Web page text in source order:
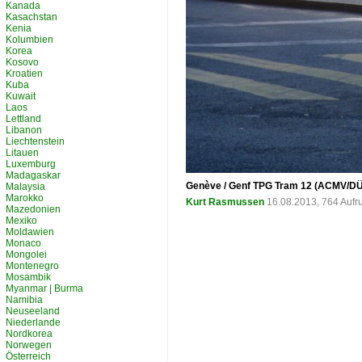
Genève / Genf TPG Tram 12 (ACMV/
Kurt Rasmussen 16.08.2013, 764
Kanada
Kasachstan
Kenia
Kolumbien
Korea
Kosovo
Kroatien
Kuba
Kuwait
Laos
Lettland
Libanon
Liechtenstein
Litauen
Luxemburg
Madagaskar
Malaysia
Marokko
Mazedonien
Mexiko
Moldawien
Monaco
Mongolei
Montenegro
Mosambik
Myanmar | Burma
Namibia
Neuseeland
Niederlande
Nordkorea
Norwegen
Österreich